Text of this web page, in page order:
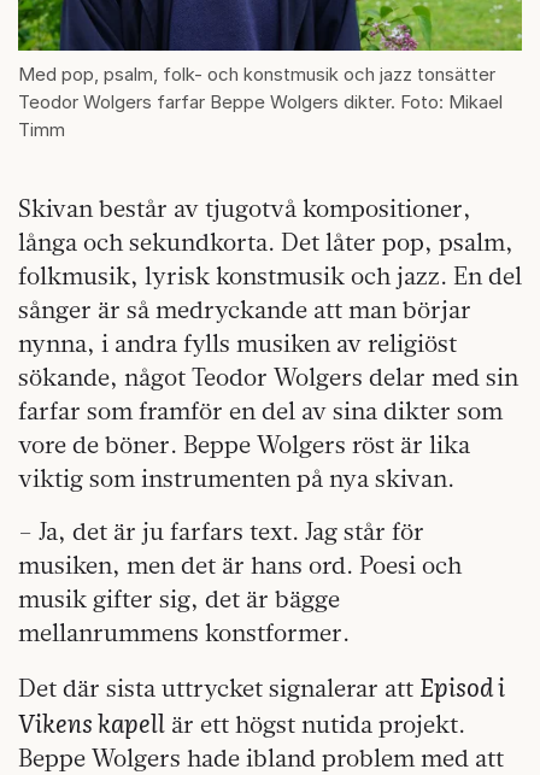
Med pop, psalm, folk- och konstmusik och jazz tonsätter
Teodor Wolgers farfar Beppe Wolgers dikter. Foto: Mikael
Timm
Skivan består av tjugotvå kompositioner,
långa och sekundkorta. Det låter pop, psalm,
folkmusik, lyrisk konstmusik och jazz. En del
sånger är så medryckande att man börjar
nynna, i andra fylls musiken av religiöst
sökande, något Teodor Wolgers delar med sin
farfar som framför en del av sina dikter som
vore de böner. Beppe Wolgers röst är lika
viktig som instrumenten på nya skivan.
– Ja, det är ju farfars text. Jag står för
musiken, men det är hans ord. Poesi och
musik gifter sig, det är bägge
mellanrummens konstformer.
Det där sista uttrycket signalerar att Episod i
Vikens kapell är ett högst nutida projekt.
Beppe Wolgers hade ibland problem med att